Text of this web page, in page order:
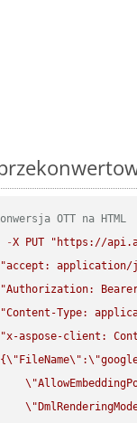
OTT na HTML
-X PUT
"https://
"accept: application/
"Authorization:
"Content-Type:
"x-aspose-client:
\" FileName\" :\"
\"
\"